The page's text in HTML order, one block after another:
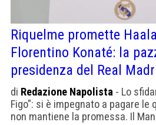
Riquelme promette
Florentino Konaté: la
presidenza del Real
di Redazione Napolista - Lo
Figo": si è impegnato a pagare
non mantiene la promessa. Il